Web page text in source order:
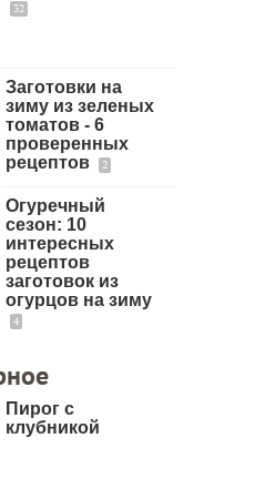
32
Заготовки на
зиму из зеленых
томатов - 6
проверенных
рецептов
2
Огуречный
сезон: 10
интересных
рецептов
заготовок из
огурцов на зиму
4
Пирог с
клубникой